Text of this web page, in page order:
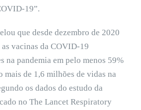
19”.
que desde dezembro de 2020
vacinas da COVID-19
na pandemia em pelo menos 59%
mais de 1,6 milhões de vidas na
os dados do estudo da
no The Lancet Respiratory